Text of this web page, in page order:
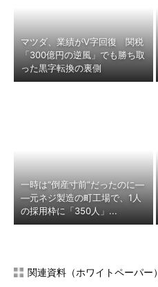
マツダ、業績がV字回復 関税
「300億円の逆風」でも勝ち取
った黒字転換の裏側
一時は“倒産寸前”だったのに―
―元ネジ製造の町工場で、1人
の採用枠に「350人」...
関連資料（ホワイトペーパー）